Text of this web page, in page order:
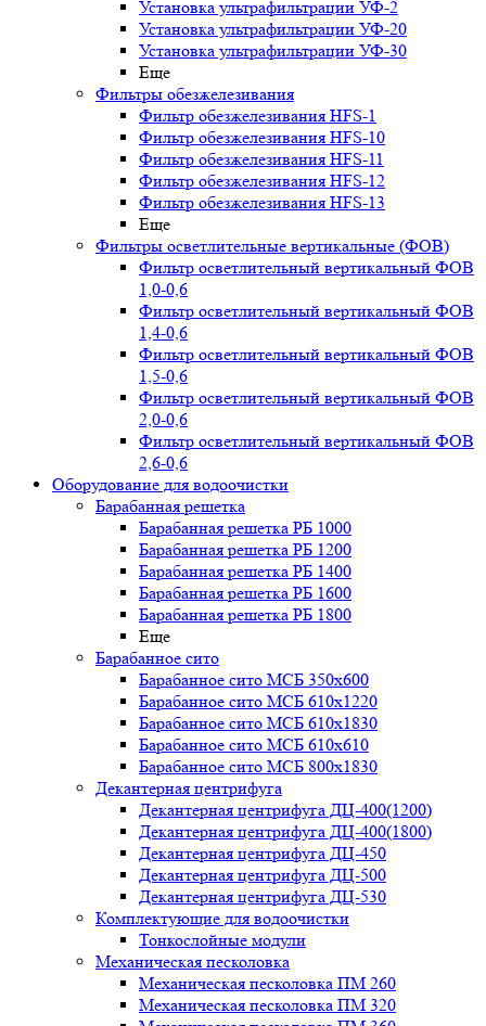
Установка ультрафильтрации УФ-2
Установка ультрафильтрации УФ-20
Установка ультрафильтрации УФ-30
Еще
Фильтры обезжелезивания
Фильтр обезжелезивания HFS-1
Фильтр обезжелезивания HFS-10
Фильтр обезжелезивания HFS-11
Фильтр обезжелезивания HFS-12
Фильтр обезжелезивания HFS-13
Еще
Фильтры осветлительные вертикальные (ФОВ)
Фильтр осветлительный вертикальный ФОВ
1,0-0,6
Фильтр осветлительный вертикальный ФОВ
1,4-0,6
Фильтр осветлительный вертикальный ФОВ
1,5-0,6
Фильтр осветлительный вертикальный ФОВ
2,0-0,6
Фильтр осветлительный вертикальный ФОВ
2,6-0,6
Оборудование для водоочистки
Барабанная решетка
Барабанная решетка РБ 1000
Барабанная решетка РБ 1200
Барабанная решетка РБ 1400
Барабанная решетка РБ 1600
Барабанная решетка РБ 1800
Еще
Барабанное сито
Барабанное сито МСБ 350x600
Барабанное сито МСБ 610x1220
Барабанное сито МСБ 610x1830
Барабанное сито МСБ 610x610
Барабанное сито МСБ 800x1830
Декантерная центрифуга
Декантерная центрифуга ДЦ-400(1200)
Декантерная центрифуга ДЦ-400(1800)
Декантерная центрифуга ДЦ-450
Декантерная центрифуга ДЦ-500
Декантерная центрифуга ДЦ-530
Комплектующие для водоочистки
Тонкослойные модули
Механическая песколовка
Механическая песколовка ПM 260
Механическая песколовка ПM 320